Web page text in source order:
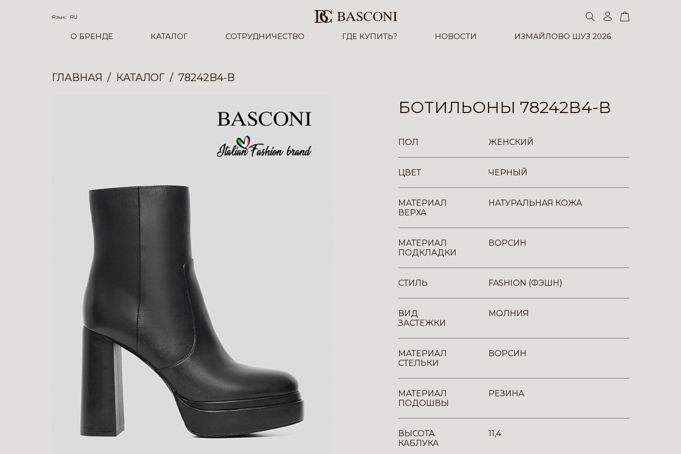
Язык: RU
О БРЕНДЕ КАТАЛОГ СОТРУДНИЧЕСТВО ГДЕ КУПИТЬ? НОВОСТИ ИЗМАЙЛОВО ШУЗ 2026
ГЛАВНАЯ КАТАЛОГ 78242B4-B
БОТИЛЬОНЫ 78242B4-B
ПОЛ ЖЕНСКИЙ
ЦВЕТ ЧЕРНЫЙ
МАТЕРИАЛ
ВЕРХА
НАТУРАЛЬНАЯ КОЖА
МАТЕРИАЛ
ПОДКЛАДКИ
ВОРСИН
СТИЛЬ FASHION (ФЭШН)
ВИД
ЗАСТЕЖКИ
МОЛНИЯ
МАТЕРИАЛ
СТЕЛЬКИ
ВОРСИН
МАТЕРИАЛ
ПОДОШВЫ
РЕЗИНА
ВЫСОТА
КАБЛУКА
11,4